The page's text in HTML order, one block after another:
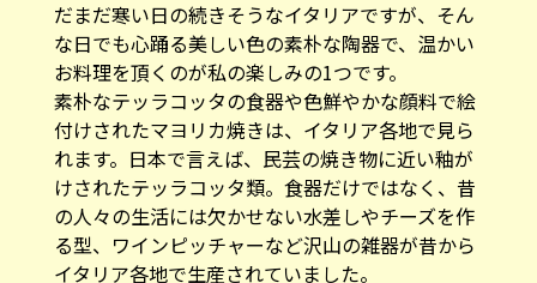
だまだ寒い日の続きそうなイタリアですが、そん
な日でも心踊る美しい色の素朴な陶器で、温かい
お料理を頂くのが私の楽しみの1つです。
素朴なテッラコッタの食器や色鮮やかな顔料で絵
付けされたマヨリカ焼きは、イタリア各地で見ら
れます。日本で言えば、民芸の焼き物に近い釉が
けされたテッラコッタ類。食器だけではなく、昔
の人々の生活には欠かせない水差しやチーズを作
る型、ワインピッチャーなど沢山の雑器が昔から
イタリア各地で生産されていました。